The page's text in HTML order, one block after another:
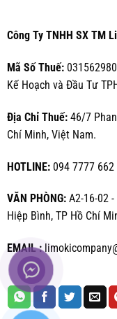
Công Ty TNHH SX TM
Mã Số Thuế:
Kế Hoạch và Đầu Tư
Địa Chỉ Thuế:46/7 Phan
Chí Minh, Việt Nam.
HOTLINE:094 7777 662
VĂN PHÒNG:A2-16-02 -
Hiệp Bình, TP Hồ Chí
EMAIL :